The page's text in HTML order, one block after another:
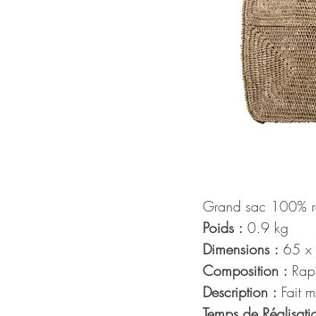
Grand sac 100%
Poids : 0.9 kg
Dimensions : 65 x
Composition :
Description : Fait